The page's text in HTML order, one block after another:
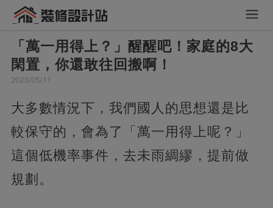
「萬一用得上？」醒醒吧！家庭的8大
閑置，你還敢往回搬啊！
2023/05/11
大多數情況下，我們國人的思想還是比
較保守的，會為了「萬一用得上呢？」
這個低機率事件，去未雨綢繆，提前做
規劃。